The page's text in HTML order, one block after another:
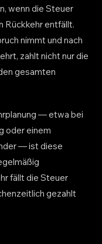
wenn die Steuer
Rückkehr entfällt.
nimmt und nach
zahlt nicht nur die
gesamten
— etwa bei
oder einem
— ist diese
fällt die Steuer
gezahlt